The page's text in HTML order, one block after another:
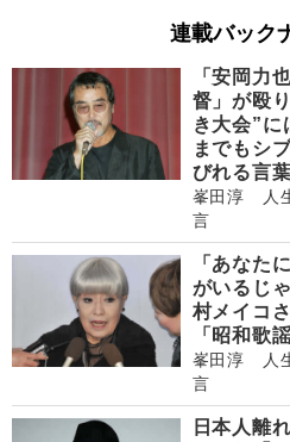
連載バック
「安岡力
督」が殴
き大会”
までもシ
びれる言
峯田淳 人
言
「あなた
がいるじ
村メイコ
「昭和歌
峯田淳 人
言
日本人離